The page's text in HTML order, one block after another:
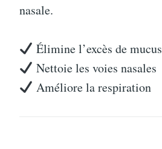
nasale.
Élimine l’excès de mucus
Nettoie les voies nasales
Améliore la respiration